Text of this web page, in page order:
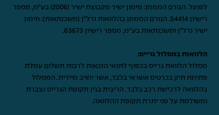
לפועל. הגורם המממן: מימון ישיר מקבוצת ישיר (2006) בע"מ, מספר
רישיון 54414. הגורם המממן בהלוואות נדל"ן (משכנתאות): מימון
ישיר נדל"ן ומשכנתאות בע"מ, מספר רישיון 63673.
הלוואות במסלול גרייס:
מסלול הלוואת גרייס בכפוף לתנאי הזכאות לרבות תשלום עמלת
פתיחת תיק בכרטיס אשראי בלבד, אשר יחויב מיידית. המסלול
בהלוואה לרכישת רכב בלבד. הריבית בגין תקופת הגרייס נצברת
ומשולמת על פני יתרת תקופת ההלוואה.